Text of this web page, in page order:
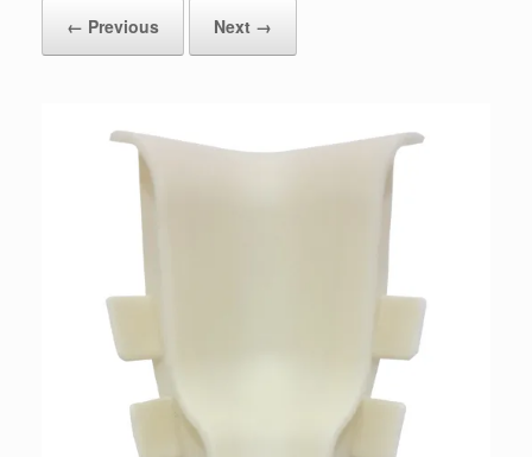
← Previous Next →